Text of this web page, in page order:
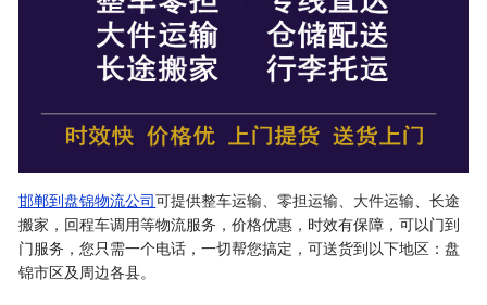
邯郸到盘锦物流公司可提供整车运输、零担运输、大件运输、长途
搬家，回程车调用等物流服务，价格优惠，时效有保障，可以门到
门服务，您只需一个电话，一切帮您搞定，可送货到以下地区：盘
锦市区及周边各县。